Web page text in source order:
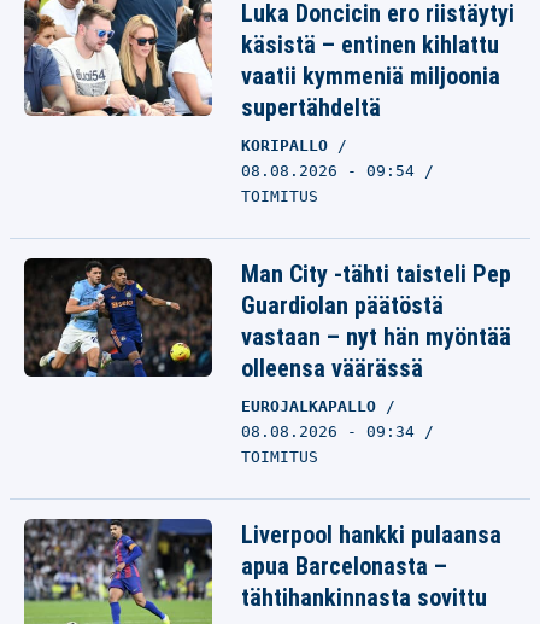
Luka Doncicin ero riistäytyi
käsistä – entinen kihlattu
vaatii kymmeniä miljoonia
supertähdeltä
KORIPALLO
08.08.2026 - 09:54
TOIMITUS
Man City -tähti taisteli Pep
Guardiolan päätöstä
vastaan – nyt hän myöntää
olleensa väärässä
EUROJALKAPALLO
08.08.2026 - 09:34
TOIMITUS
Liverpool hankki pulaansa
apua Barcelonasta –
tähtihankinnasta sovittu